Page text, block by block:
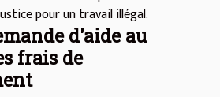
pour un travail illégal.
d'aide au
frais de